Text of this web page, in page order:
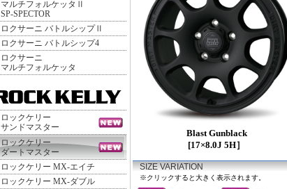
マルチフォルケッタⅡ
SP-SPECTOR
ロクサーニ バトルシップⅡ
ロクサーニ バトルシップ4
ロクサーニ
マルチフォルケッタ
ロックケリー
サンドマスター
ロックケリー
ダートマスター
ロックケリー MX-エイチ
ロックケリー MX-ダブル
Blast Gunblack
[17×8.0J 5H］
SIZE VARIATION
※クリックすると大きく表示されます。